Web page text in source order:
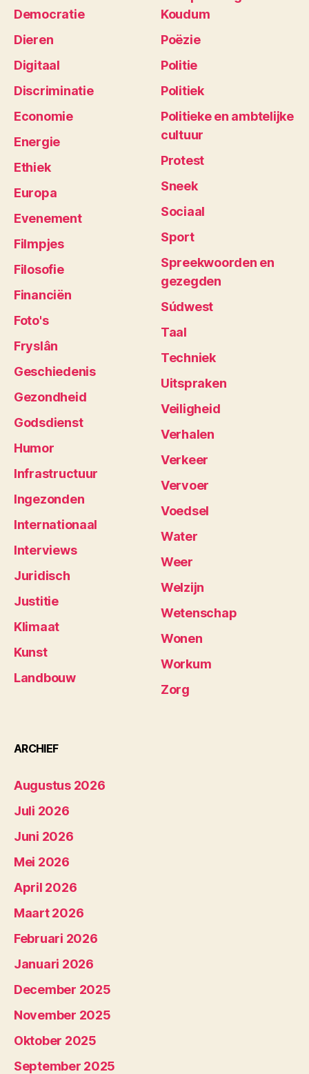
Democratie
Dieren
Digitaal
Discriminatie
Economie
Energie
Ethiek
Europa
Evenement
Filmpjes
Filosofie
Financiën
Foto's
Fryslân
Geschiedenis
Gezondheid
Godsdienst
Humor
Infrastructuur
Ingezonden
Internationaal
Interviews
Juridisch
Justitie
Klimaat
Kunst
Landbouw
Koudum
Poëzie
Politie
Politiek
Politieke en ambtelijke
cultuur
Protest
Sneek
Sociaal
Sport
Spreekwoorden en
gezegden
Súdwest
Taal
Techniek
Uitspraken
Veiligheid
Verhalen
Verkeer
Vervoer
Voedsel
Water
Weer
Welzijn
Wetenschap
Wonen
Workum
Zorg
ARCHIEF
Augustus 2026
Juli 2026
Juni 2026
Mei 2026
April 2026
Maart 2026
Februari 2026
Januari 2026
December 2025
November 2025
Oktober 2025
September 2025